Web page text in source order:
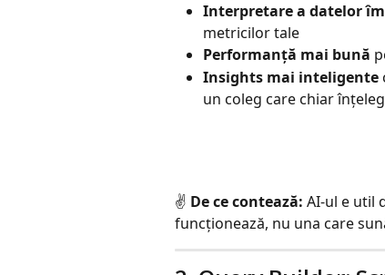
Interpretare a datelor
metricilor tale
Performanță mai bună
Insights mai inteligente
un coleg care chiar
✌️ De ce contează: AI-ul e util
funcționează, nu una care